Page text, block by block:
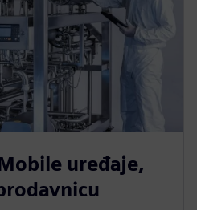
uređaje,